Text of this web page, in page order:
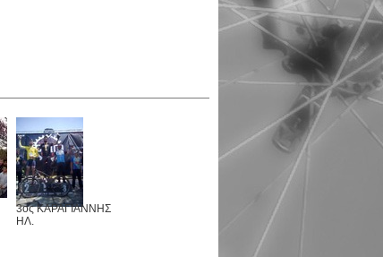
3ος ΚΑΡΑΓΙΑΝΝΗΣ
ΗΛ.